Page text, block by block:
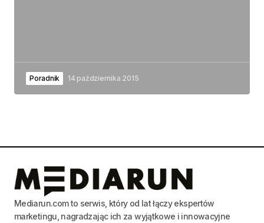
Poradnik 14 października 2015
Mediarun.com to serwis, który od lat łączy ekspertów
marketingu, nagradzając ich za wyjątkowe i innowacyjne